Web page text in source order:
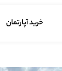
خرید آپارتمان